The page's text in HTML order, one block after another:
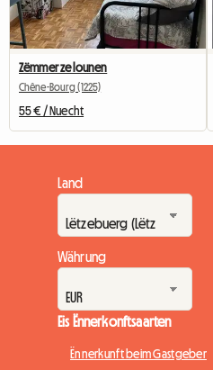
Zëmmer ze lounen
Chêne-Bourg (1225)
55 € / Nuecht
Land
Währung
Eis Ënnerkonftsaarten
Ënnerkunft beim Gastgeber